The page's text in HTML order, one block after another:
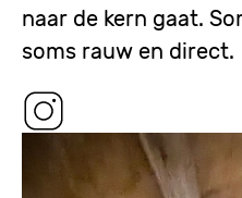
naar de kern gaat.
soms rauw en direct.